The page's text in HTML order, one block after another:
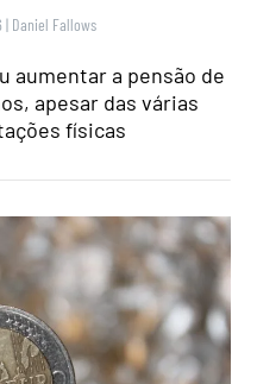
| Daniel Fallows
aumentar a pensão de
apesar das várias
físicas